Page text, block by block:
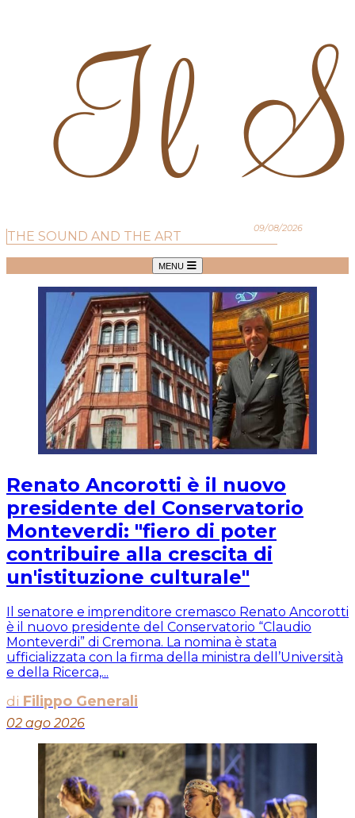
09/08/2026
THE SOUND AND THE ART
MENU
Renato Ancorotti è il nuovo
presidente del Conservatorio
Monteverdi: "fiero di poter
contribuire alla crescita di
un'istituzione culturale"
Il senatore e imprenditore cremasco Renato Ancorotti
è il nuovo presidente del Conservatorio “Claudio
Monteverdi” di Cremona. La nomina è stata
ufficializzata con la firma della ministra dell’Università
e della Ricerca,...
di Filippo Generali
02 ago 2026